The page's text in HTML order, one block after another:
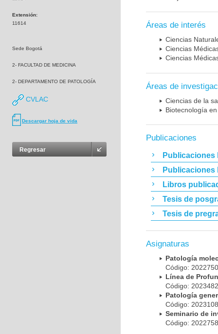
Extensión:
11614
Sede Bogotá
2- FACULTAD DE MEDICINA
2- DEPARTAMENTO DE PATOLOGÍA
CVLAC
Descargar hoja de vida
Regresar
Áreas de interés
Ciencias
Ciencias
Ciencias
Áreas de
Ciencias de la
Biotecnología
Publicaciones
Publicaciones
Publicaciones
Libros
Tesis de
Tesis de
Asignaturas
Patología
Código:
Línea de
Código:
Patología
Código:
Seminario de
Código: